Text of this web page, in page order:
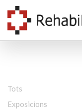
Tots
Exposicions